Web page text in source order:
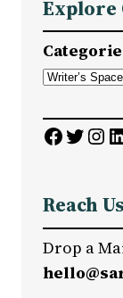
r
c
h
Explore
Facebook Twitter InstagramLinkedIn
Reach Us
Drop a